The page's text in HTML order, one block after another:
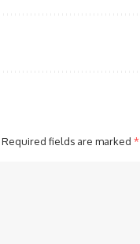
Required fields are marked *